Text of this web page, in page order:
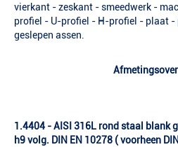
vierkant - zeskant - smeedwerk -
profiel - U-profiel - H-profiel - plaat
geslepen assen.
1.4404 - AISI 316L rond staal blank
h9 volg. DIN EN 10278 ( voorheen